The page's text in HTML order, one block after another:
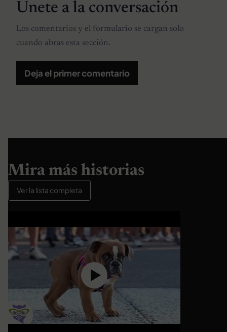
Únete a la conversación
Los comentarios y el formulario se cargan solo
cuando abras esta sección.
Deja el primer comentario
Mira más historias
Ver la lista completa